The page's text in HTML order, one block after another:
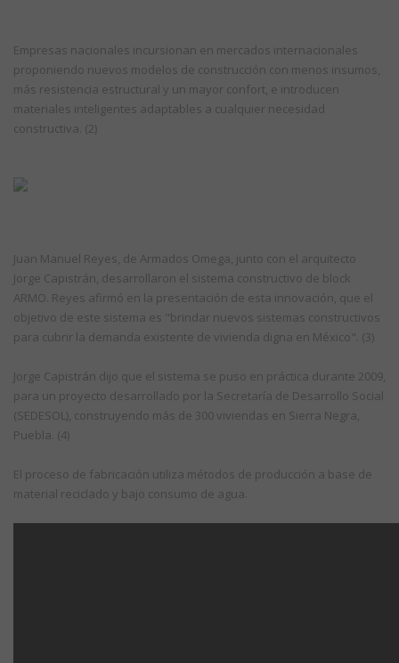
Empresas nacionales incursionan en mercados internacionales
proponiendo nuevos modelos de construcción con menos insumos,
más resistencia estructural y un mayor confort, e introducen
materiales inteligentes adaptables a cualquier necesidad
constructiva. (2)
Juan Manuel Reyes, de Armados Omega, junto con el arquitecto
Jorge Capistrán, desarrollaron el sistema constructivo de block
ARMO. Reyes afirmó en la presentación de esta innovación, que el
objetivo de este sistema es "brindar nuevos sistemas constructivos
para cubrir la demanda existente de vivienda digna en México". (3)
Jorge Capistrán dijo que el sistema se puso en práctica durante 2009,
para un proyecto desarrollado por la Secretaría de Desarrollo Social
(SEDESOL), construyendo más de 300 viviendas en Sierra Negra,
Puebla. (4)
El proceso de fabricación utiliza métodos de producción a base de
material reciclado y bajo consumo de agua.